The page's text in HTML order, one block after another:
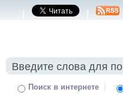
| |
Поиск в интернете |